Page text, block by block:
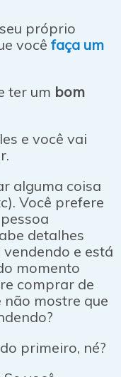
próprio
você faça um
ter um bom
e você vai
alguma coisa
Você prefere
detalhes
e está
momento
comprar de
não mostre que
primeiro, né?